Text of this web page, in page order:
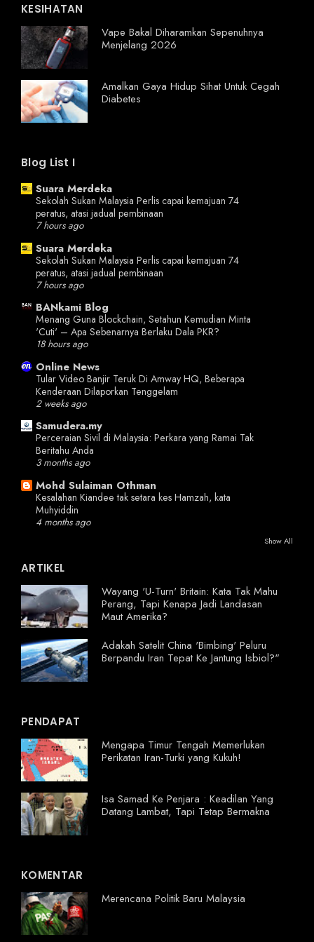
KESIHATAN
Vape Bakal Diharamkan Sepenuhnya
Menjelang 2026
Amalkan Gaya Hidup Sihat Untuk Cegah
Diabetes
Blog List I
Suara Merdeka
Sekolah Sukan Malaysia Perlis capai kemajuan 74
peratus, atasi jadual pembinaan
7 hours ago
Suara Merdeka
Sekolah Sukan Malaysia Perlis capai kemajuan 74
peratus, atasi jadual pembinaan
7 hours ago
BANkami Blog
Menang Guna Blockchain, Setahun Kemudian Minta
'Cuti' – Apa Sebenarnya Berlaku Dala PKR?
18 hours ago
Online News
Tular Video Banjir Teruk Di Amway HQ, Beberapa
Kenderaan Dilaporkan Tenggelam
2 weeks ago
Samudera.my
Perceraian Sivil di Malaysia: Perkara yang Ramai Tak
Beritahu Anda
3 months ago
Mohd Sulaiman Othman
Kesalahan Kiandee tak setara kes Hamzah, kata
Muhyiddin
4 months ago
Show All
ARTIKEL
Wayang 'U-Turn' Britain: Kata Tak Mahu
Perang, Tapi Kenapa Jadi Landasan
Maut Amerika?
Adakah Satelit China 'Bimbing' Peluru
Berpandu Iran Tepat Ke Jantung Isbiol?"
PENDAPAT
Mengapa Timur Tengah Memerlukan
Perikatan Iran-Turki yang Kukuh!
Isa Samad Ke Penjara : Keadilan Yang
Datang Lambat, Tapi Tetap Bermakna
KOMENTAR
Merencana Politik Baru Malaysia